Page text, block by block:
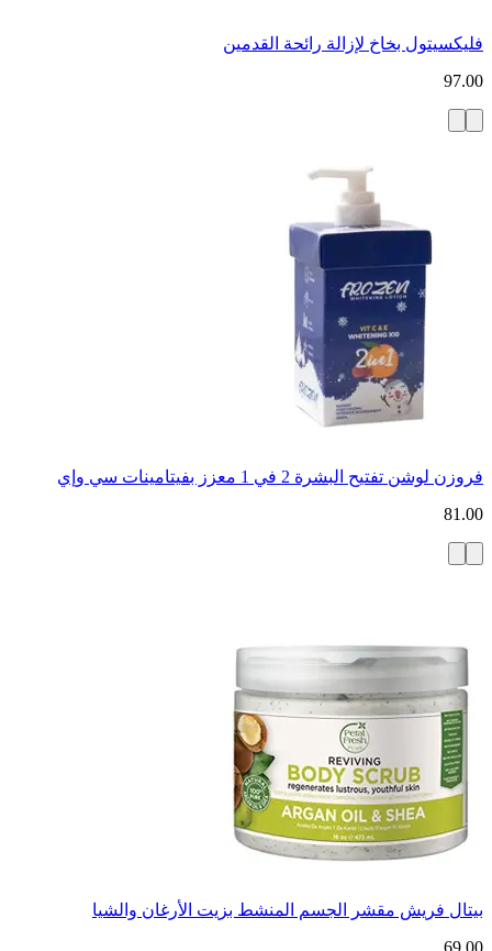
فليكسيتول بخاخ لإزالة رائحة القدمين
97.00
فروزن لوشن تفتيح البشرة 2 في 1 معزز بفيتامينات سي وإي
81.00
بيتال فريش مقشر الجسم المنشط بزيت الأرغان والشيا